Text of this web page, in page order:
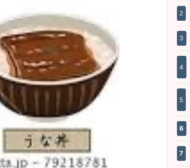
2
3
4
5
6
7